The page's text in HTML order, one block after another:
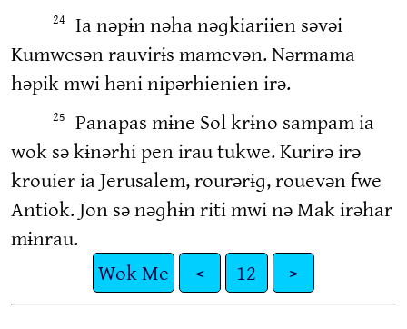
24
Ia nəpɨn nəha nəɡkiariien səvəi
Kumwesən rauvirɨs mamevən. Nərmama
həpɨk mwi həni nɨpərhienien irə.
25
Panapas mɨne Sol krɨno sampam ia
wok sə kɨnərhi pen irau tukwe. Kurirə irə
krouier ia Jerusalem, rourərɨɡ, rouevən fwe
Antiok. Jon sə nəɡhɨn riti mwi nə Mak irəhar
mɨnrau.
Wok Me
< 12 >